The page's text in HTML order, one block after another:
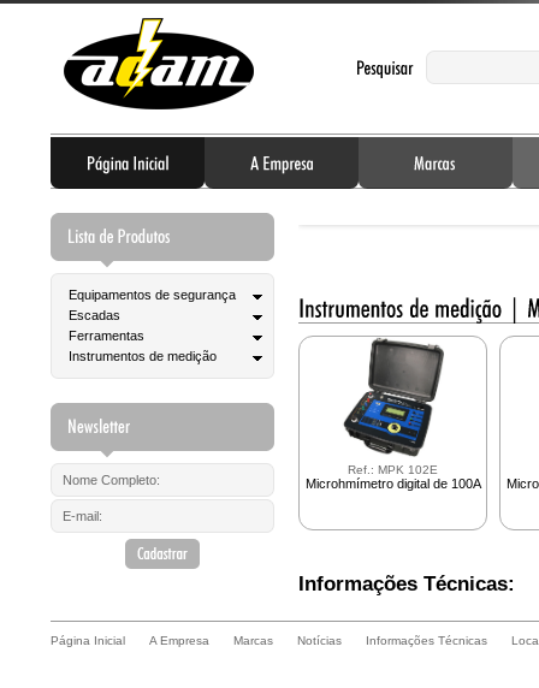
Equipamentos de segurança
Escadas
Ferramentas
Instrumentos de medição
Ref.: MPK 102E
Microhmímetro digital de 100A
Informações Técnicas:
Página Inicial A Empresa Marcas Notícias Informações Técnicas